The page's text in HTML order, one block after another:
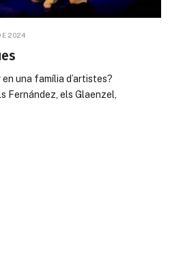
2024
una família d’artistes?
Fernández, els Glaenzel,